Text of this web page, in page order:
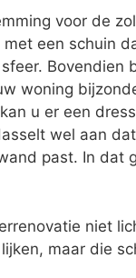
voor de
een schuin
Bovendien
woning
u er een
wel aan
past. In dat
niet
maar die